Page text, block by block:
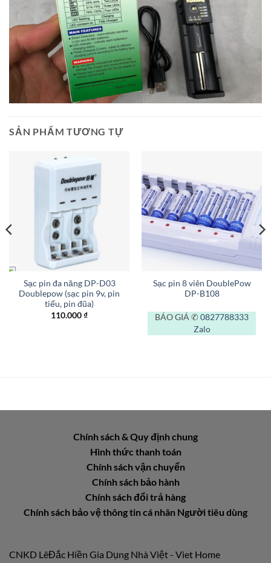
SẢN PHẨM TƯƠNG TỰ
Sạc pin đa năng DP-D03
Doublepow (sạc pin 9v, pin
tiểu, pin đũa)
110.000₫
Sạc pin 8 viên DoublePow
DP-B108
BÁO GIÁ ✆ 0827788333
Zalo
Chính sách & Quy định chung
Hình thức thanh toán
Chính sách vận chuyển
Chính sách bảo hành
Chính sách đổi trả hàng
Chính sách bảo vệ thông tin cá nhân Người tiêu dùng
CNKD LêĐắc Hiền Gia Dụng Nhà Việt - Viet Home